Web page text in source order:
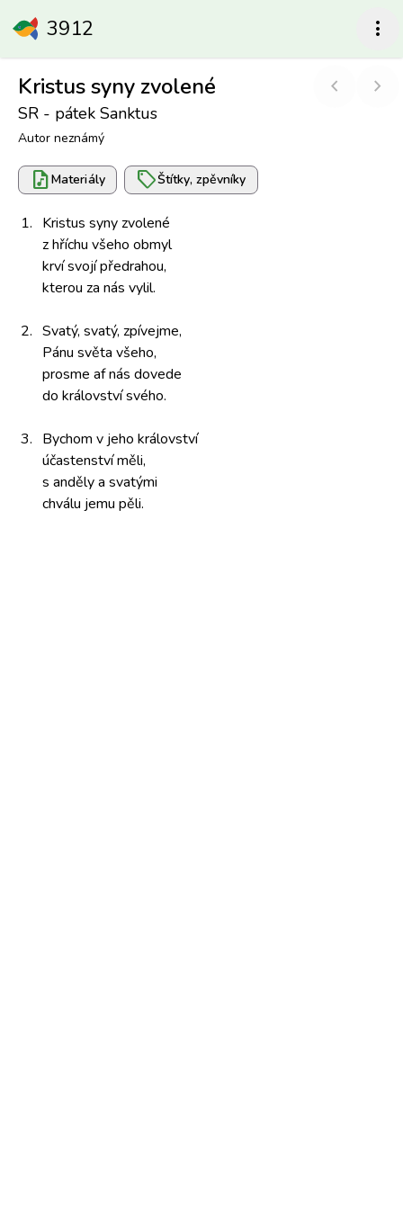
3912 more_vert
Kristus syny zvolené chevron_left chevron_right
SR - pátek Sanktus
Autor neznámý
audio_fileMateriály sellŠtítky, zpěvníky
1. Kristus synyzvolené
z hříchu všeho obmyl
krví svojípředrahou,
kterou za nás vylil.
2. Svatý, svatý, zpívejme,
Pánu světa všeho,
prosme afnás dovede
do krá­lovstvísvého.
3. Bychom v jeho království
účasten­ství měli,
s andělya svatými
chválu jemu pěli.